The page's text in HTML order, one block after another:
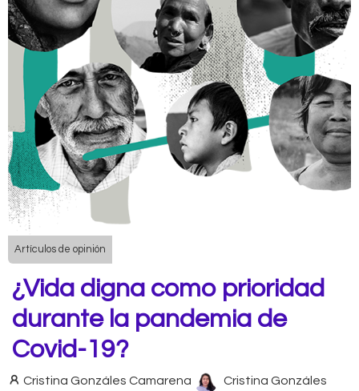
Artículos de opinión
¿Vida digna como prioridad
durante la pandemia de
Covid-19?
Cristina Gonzáles Camarena
Cristina Gonzáles